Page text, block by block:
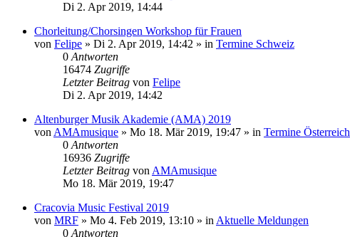
Di 2. Apr 2019, 14:44
Chorleitung/Chorsingen Workshop für Frauen
von Felipe » Di 2. Apr 2019, 14:42 » in Termine Schweiz
0 Antworten
16474 Zugriffe
Letzter Beitrag von Felipe
Di 2. Apr 2019, 14:42
Altenburger Musik Akademie (AMA) 2019
von AMAmusique » Mo 18. Mär 2019, 19:47 » in Termine Österreich
0 Antworten
16936 Zugriffe
Letzter Beitrag von AMAmusique
Mo 18. Mär 2019, 19:47
Cracovia Music Festival 2019
von MRF » Mo 4. Feb 2019, 13:10 » in Aktuelle Meldungen
0 Antworten